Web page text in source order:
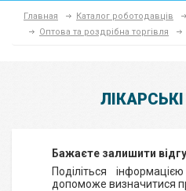
Главная Каталог роботодавців
Оптова та роздрібна торгівля
Бажаєте залишити
Поділіться
допоможе визначитися